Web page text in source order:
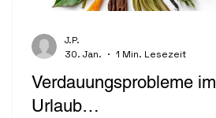
Verdauungsprobleme im
Urlaub…
J.P.
30. Jan.
1 Min. Lesezeit